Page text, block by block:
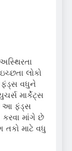
લોકો
ફંડ્સ વધુને
માર્કેટ્સ
આ ફંડ્સ
કરવા માંગે છે
તકો માટે વધુ